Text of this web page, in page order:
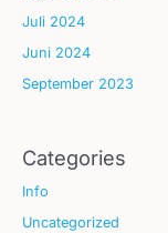
Juli 2024
Juni 2024
September 2023
Categories
Info
Uncategorized